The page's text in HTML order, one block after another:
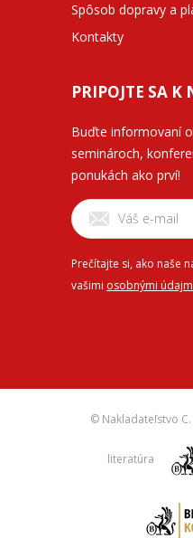
Spôsob dopravy a
Kontakty
PRIPOJTE SA K
Buďte informovaní
seminároch,
ponukách ako prví!
Prečítajte si, ako naše
vašimi osobnými
© Nakladateľstvo C.
literatúra